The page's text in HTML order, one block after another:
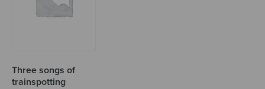
Three songs of
trainspotting